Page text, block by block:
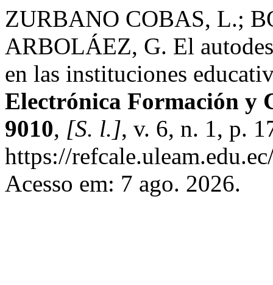
ZURBANO COBAS, L.;
ARBOLÁEZ, G. El
en las instituciones
Electrónica Formación y
9010, [S. l.], v. 6, n. 1, p.
https://
Acesso em: 7 ago. 2026.